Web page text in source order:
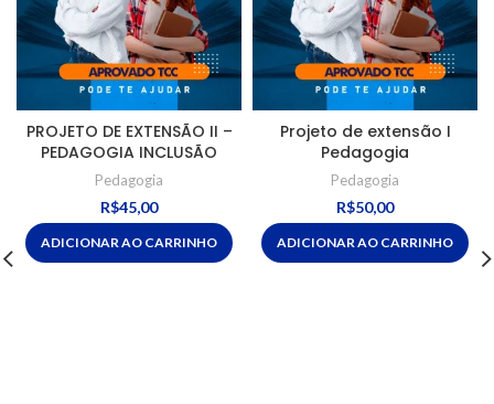
PROJETO DE EXTENSÃO II –
PEDAGOGIA INCLUSÃO
Pedagogia
R$45,00
ADICIONAR AO CARRINHO
Projeto de extensão I
Pedagogia
Pedagogia
R$50,00
ADICIONAR AO CARRINHO